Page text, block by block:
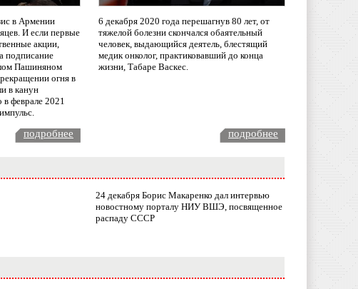
в Армении
И если первые
акции,
подписание
Пашиняном
огня в
в канун
в феврале 2021
6 декабря 2020 года перешагнув 80 лет, от
тяжелой болезни скончался обаятельный
человек, выдающийся деятель, блестящий
медик онколог, практиковавший до конца
жизни, Табаре Васкес.
подробнее подробнее
24 декабря Борис Макаренко дал интервью
новостному порталу НИУ ВШЭ, посвященное
распаду СССР